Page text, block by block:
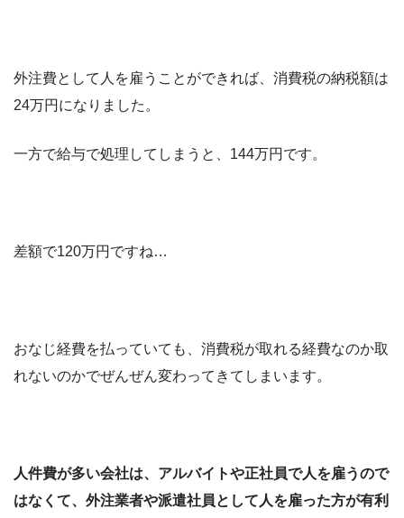
外注費として人を雇うことができれば、消費税の納税額は
24万円になりました。
一方で給与で処理してしまうと、144万円です。
差額で120万円ですね…
おなじ経費を払っていても、消費税が取れる経費なのか取
れないのかでぜんぜん変わってきてしまいます。
人件費が多い会社は、アルバイトや正社員で人を雇うので
はなくて、外注業者や派遣社員として人を雇った方が有利